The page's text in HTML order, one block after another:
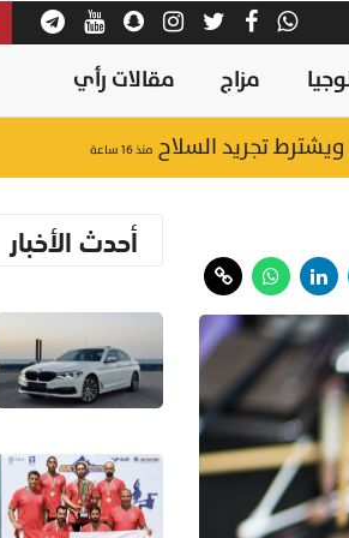
مزاج مقالات رأي
تجريد السلاح منذ ١٦ ساعة
أحدث الأخبار